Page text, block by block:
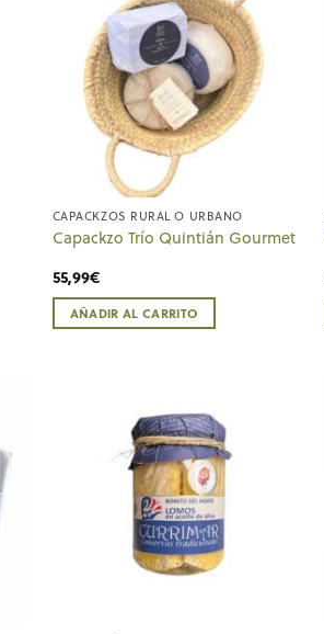
CAPACKZOS RURAL O URBANO
Capackzo Trío Quintián Gourmet
55,99€
AÑADIR AL CARRITO